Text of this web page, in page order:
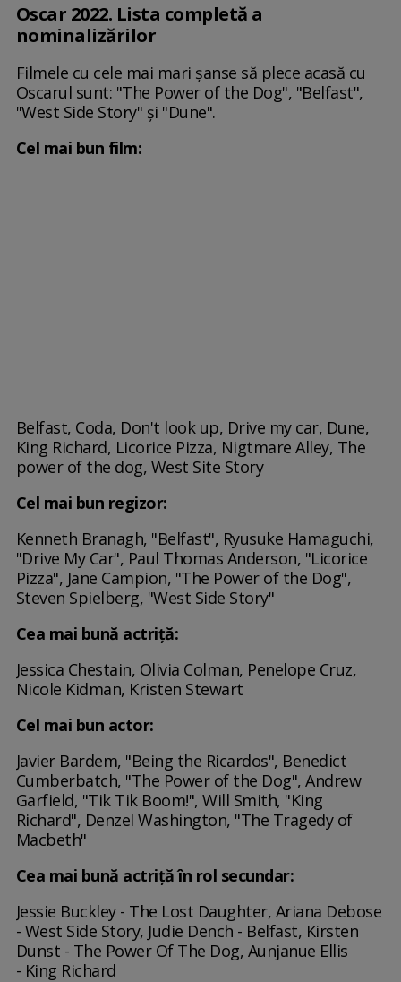
Oscar 2022. Lista completă a
nominalizărilor
Filmele cu cele mai mari șanse să plece acasă cu
Oscarul sunt: "The Power of the Dog", "Belfast",
"West Side Story" și "Dune".
Cel mai bun film:
Belfast, Coda, Don't look up, Drive my car, Dune,
King Richard, Licorice Pizza, Nigtmare Alley, The
power of the dog, West Site Story
Cel mai bun regizor:
Kenneth Branagh, "Belfast", Ryusuke Hamaguchi,
"Drive My Car", Paul Thomas Anderson, "Licorice
Pizza", Jane Campion, "The Power of the Dog",
Steven Spielberg, "West Side Story"
Cea mai bună actriță:
Jessica Chestain, Olivia Colman, Penelope Cruz,
Nicole Kidman, Kristen Stewart
Cel mai bun actor:
Javier Bardem, "Being the Ricardos", Benedict
Cumberbatch, "The Power of the Dog", Andrew
Garfield, "Tik Tik Boom!", Will Smith, "King
Richard", Denzel Washington, "The Tragedy of
Macbeth"
Cea mai bună actriţă în rol secundar:
Jessie Buckley - The Lost Daughter, Ariana Debose
- West Side Story, Judie Dench - Belfast, Kirsten
Dunst - The Power Of The Dog, Aunjanue Ellis
- King Richard